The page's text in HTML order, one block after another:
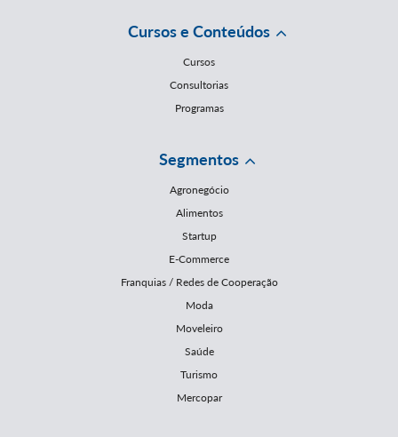
Cursos e Conteúdos
Cursos
Consultorias
Programas
Segmentos
Agronegócio
Alimentos
Startup
E-Commerce
Franquias / Redes de Cooperação
Moda
Moveleiro
Saúde
Turismo
Mercopar